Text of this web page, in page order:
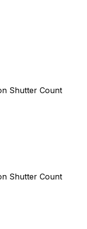
Shutter Count
Shutter Count